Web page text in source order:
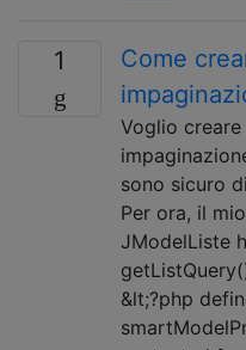
1
Come
Voglio
sono sicuro
Per ora, il
JModelListe
&lt;?php